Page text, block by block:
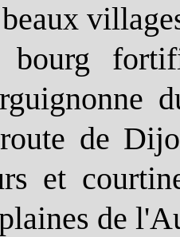
de
et
de